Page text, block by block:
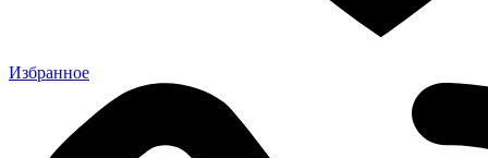
Избранное